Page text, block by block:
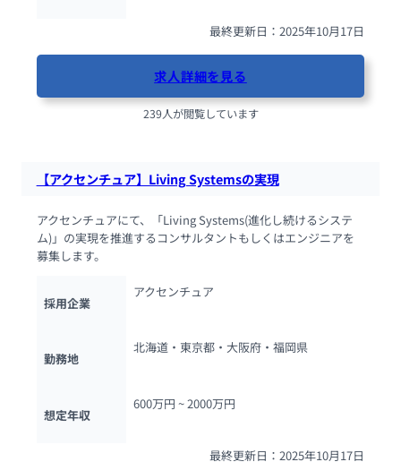
最終更新日：2025年10月17日
求人詳細を見る
239人が閲覧しています
【アクセンチュア】Living Systemsの実現
アクセンチュアにて、「Living Systems(進化し続けるシステ
ム)」の実現を推進するコンサルタントもしくはエンジニアを
募集します。
採用企業
アクセンチュア
勤務地
北海道・東京都・大阪府・福岡県
想定年収
600万円 ~ 2000万円
最終更新日：2025年10月17日